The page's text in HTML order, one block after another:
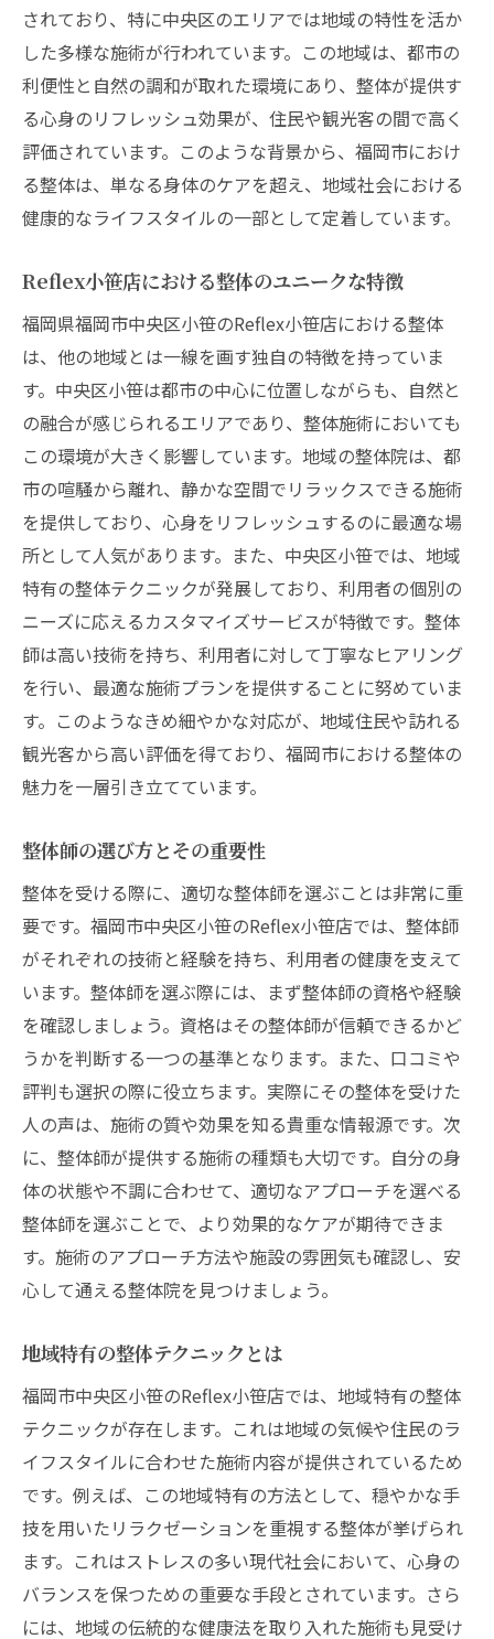
整体が健康維持に及ぼす影響
日常生活での整体の取り入れ方
福岡市での整体施術後のおすすめケア
整体と他の健康法の比較
福岡市での整体を通じた生活改善例
整体を活用したストレス管理法
探る
Reflex小笹店特有の整体スタイルの魅力
整体がもたらすリラクゼーション効果
Reflex小笹店での整体施術の成功例
利用者が語る整体の本当の効果
整体施術で得られる身体の変化
福岡市の整体サロン選びのポイント
福岡市中央区で整体を受ける意義とその影響
Reflex小笹店で整体を受けるメリット
整体が地域社会に与える影響
Reflex小笹店での整体リピートの理由
整体を受けることで得る心理的効果
福岡市中央区のReflex小笹店での整体施術
の未来展望
整体がもたらすライフスタイルの変化
での成功例
初心者におすすめの整体メニュー
初回施術前に知っておくべきこと
福岡市での成功事例から学ぶ整体の選び方
整体施術後の感想と効果
整体初心者のためのよくある質問
福岡市での初めての整体体験を成功させる
コツ
福岡市の整体がもたらす身体と心の変化
整体を通じた心身のリフレッシュ
福岡市での整体によるストレス解消法
整体がもたらすポジティブな心の変化
整体を通じて得られる新たな健康バランス
整体施術が精神的健康に与える影響
整体を通じて福岡市のReflex小笹店で得られる
健康への道
継続的な整体施術の健康効果
福岡市での整体を通じた健康維持法
整体が日常生活に与える長期的なメリット
地域社会における整体の役割
されており、特に中央区のエリアでは地域の特性を活か
した多様な施術が行われています。この地域は、都市の
利便性と自然の調和が取れた環境にあり、整体が提供す
る心身のリフレッシュ効果が、住民や観光客の間で高く
評価されています。このような背景から、福岡市におけ
る整体は、単なる身体のケアを超え、地域社会における
健康的なライフスタイルの一部として定着しています。
Reflex小笹店における整体のユニークな特徴
福岡県福岡市中央区小笹のReflex小笹店における整体
は、他の地域とは一線を画す独自の特徴を持っていま
す。中央区小笹は都市の中心に位置しながらも、自然と
の融合が感じられるエリアであり、整体施術においても
この環境が大きく影響しています。地域の整体院は、都
市の喧騒から離れ、静かな空間でリラックスできる施術
を提供しており、心身をリフレッシュするのに最適な場
所として人気があります。また、中央区小笹では、地域
特有の整体テクニックが発展しており、利用者の個別の
ニーズに応えるカスタマイズサービスが特徴です。整体
師は高い技術を持ち、利用者に対して丁寧なヒアリング
を行い、最適な施術プランを提供することに努めていま
す。このようなきめ細やかな対応が、地域住民や訪れる
観光客から高い評価を得ており、福岡市における整体の
魅力を一層引き立てています。
整体師の選び方とその重要性
整体を受ける際に、適切な整体師を選ぶことは非常に重
要です。福岡市中央区小笹のReflex小笹店では、整体師
がそれぞれの技術と経験を持ち、利用者の健康を支えて
います。整体師を選ぶ際には、まず整体師の資格や経験
を確認しましょう。資格はその整体師が信頼できるかど
うかを判断する一つの基準となります。また、口コミや
評判も選択の際に役立ちます。実際にその整体を受けた
人の声は、施術の質や効果を知る貴重な情報源です。次
に、整体師が提供する施術の種類も大切です。自分の身
体の状態や不調に合わせて、適切なアプローチを選べる
整体師を選ぶことで、より効果的なケアが期待できま
す。施術のアプローチ方法や施設の雰囲気も確認し、安
心して通える整体院を見つけましょう。
地域特有の整体テクニックとは
福岡市中央区小笹のReflex小笹店では、地域特有の整体
テクニックが存在します。これは地域の気候や住民のラ
イフスタイルに合わせた施術内容が提供されているため
です。例えば、この地域特有の方法として、穏やかな手
技を用いたリラクゼーションを重視する整体が挙げられ
ます。これはストレスの多い現代社会において、心身の
バランスを保つための重要な手段とされています。さら
には、地域の伝統的な健康法を取り入れた施術も見受け